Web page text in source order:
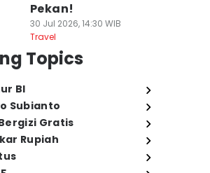
Pekan!
30 Jul 2026, 14:30 WIB
Travel
Topics
BI
Subianto
Gratis
Rupiah